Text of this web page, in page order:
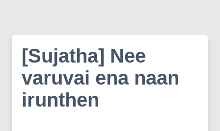
[Sujatha] Nee
varuvai ena naan
irunthen